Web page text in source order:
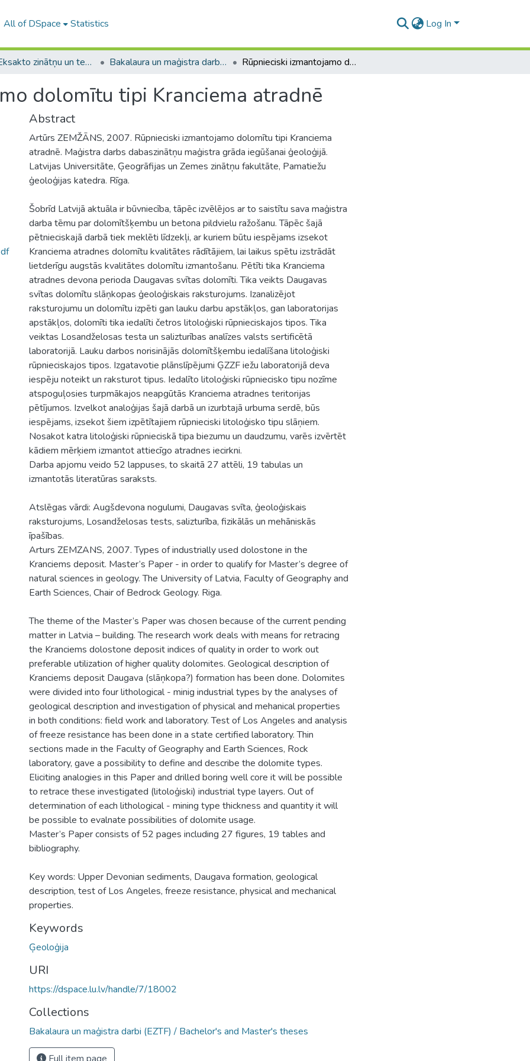
All of DSpace Statistics Log In
A -- Eksakto zinātņu un tehnoloģiju fakultāte / Faculty of Science and Technology Bakalaura un maģistra darbi (EZTF) / Bachelor's and Master's theses Rūpnieciski izmantojamo dolomītu tipi Kranciema atradnē
dolomītu tipi Kranciema atradnē
Abstract
Artūrs ZEMŽĀNS, 2007. Rūpnieciski izmantojamo dolomītu tipi Kranciema
atradnē. Maģistra darbs dabaszinātņu maģistra grāda iegūšanai ģeoloģijā.
Latvijas Universitāte, Ģeogrāfijas un Zemes zinātņu fakultāte, Pamatiežu
ģeoloģijas katedra. Rīga.
Šobrīd Latvijā aktuāla ir būvniecība, tāpēc izvēlējos ar to saistītu sava maģistra
darba tēmu par dolomītšķembu un betona pildvielu ražošanu. Tāpēc šajā
pētnieciskajā darbā tiek meklēti līdzekļi, ar kuriem būtu iespējams izsekot
Kranciema atradnes dolomītu kvalitātes rādītājiem, lai laikus spētu izstrādāt
lietderīgu augstās kvalitātes dolomītu izmantošanu. Pētīti tika Kranciema
atradnes devona perioda Daugavas svītas dolomīti. Tika veikts Daugavas
svītas dolomītu slāņkopas ģeoloģiskais raksturojums. Izanalizējot
raksturojumu un dolomītu izpēti gan lauku darbu apstākļos, gan laboratorijas
apstākļos, dolomīti tika iedalīti četros litoloģiski rūpnieciskajos tipos. Tika
veiktas Losandželosas testa un salizturības analīzes valsts sertificētā
laboratorijā. Lauku darbos norisinājās dolomītšķembu iedalīšana litoloģiski
rūpnieciskajos tipos. Izgatavotie plānslīpējumi ĢZZF iežu laboratorijā deva
iespēju noteikt un raksturot tipus. Iedalīto litoloģiski rūpniecisko tipu nozīme
atspoguļosies turpmākajos neapgūtās Kranciema atradnes teritorijas
pētījumos. Izvelkot analoģijas šajā darbā un izurbtajā urbuma serdē, būs
iespējams, izsekot šiem izpētītajiem rūpnieciski litoloģisko tipu slāņiem.
Nosakot katra litoloģiski rūpnieciskā tipa biezumu un daudzumu, varēs izvērtēt
kādiem mērķiem izmantot attiecīgo atradnes iecirkni.
Darba apjomu veido 52 lappuses, to skaitā 27 attēli, 19 tabulas un
izmantotās literatūras saraksts.
Atslēgas vārdi: Augšdevona nogulumi, Daugavas svīta, ģeoloģiskais
raksturojums, Losandželosas tests, salizturība, fizikālās un mehāniskās
īpašības.
Arturs ZEMZANS, 2007. Types of industrially used dolostone in the
Kranciems deposit. Master’s Paper - in order to qualify for Master’s degree of
natural sciences in geology. The University of Latvia, Faculty of Geography and
Earth Sciences, Chair of Bedrock Geology. Riga.
The theme of the Master’s Paper was chosen because of the current pending
matter in Latvia – building. The research work deals with means for retracing
the Kranciems dolostone deposit indices of quality in order to work out
preferable utilization of higher quality dolomites. Geological description of
Kranciems deposit Daugava (slāņkopa?) formation has been done. Dolomites
were divided into four lithological - minig industrial types by the analyses of
geological description and investigation of physical and mehanical properties
in both conditions: field work and laboratory. Test of Los Angeles and analysis
of freeze resistance has been done in a state certified laboratory. Thin
sections made in the Faculty of Geography and Earth Sciences, Rock
laboratory, gave a possibility to define and describe the dolomite types.
Eliciting analogies in this Paper and drilled boring well core it will be possible
to retrace these investigated (litoloģiski) industrial type layers. Out of
determination of each lithological - mining type thickness and quantity it will
be possible to evalnate possibilities of dolomite usage.
Master’s Paper consists of 52 pages including 27 figures, 19 tables and
bibliography.
Key words: Upper Devonian sediments, Daugava formation, geological
description, test of Los Angeles, freeze resistance, physical and mechanical
properties.
Keywords
Ģeoloģija
URI
https://dspace.lu.lv/handle/7/18002
Collections
Bakalaura un maģistra darbi (EZTF) / Bachelor's and Master's theses